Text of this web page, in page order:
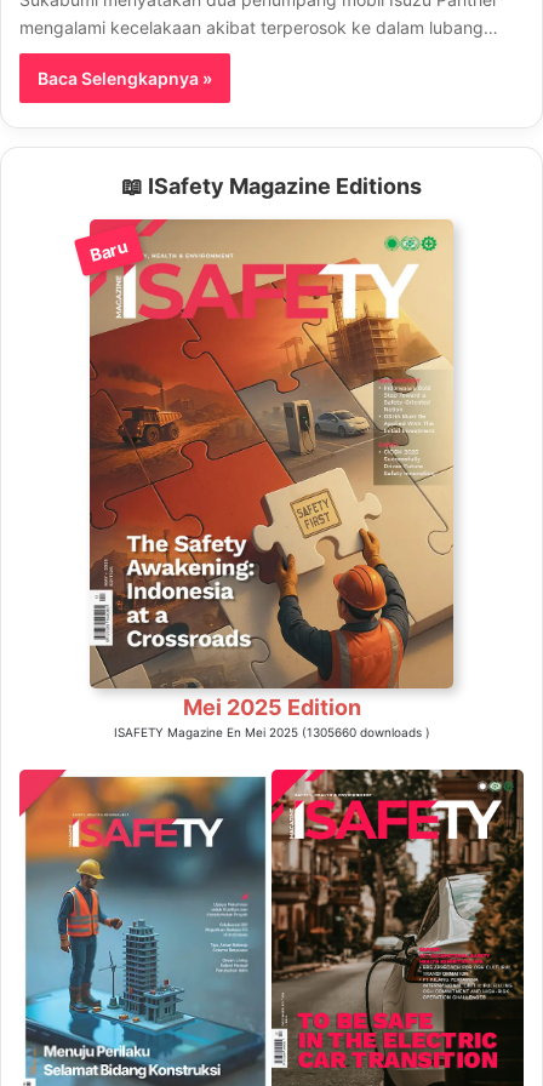
mengalami kecelakaan akibat terperosok ke dalam lubang…
Baca Selengkapnya »
📖 ISafety Magazine Editions
Baru
Mei 2025 Edition
ISAFETY Magazine En Mei 2025 (1305660 downloads )